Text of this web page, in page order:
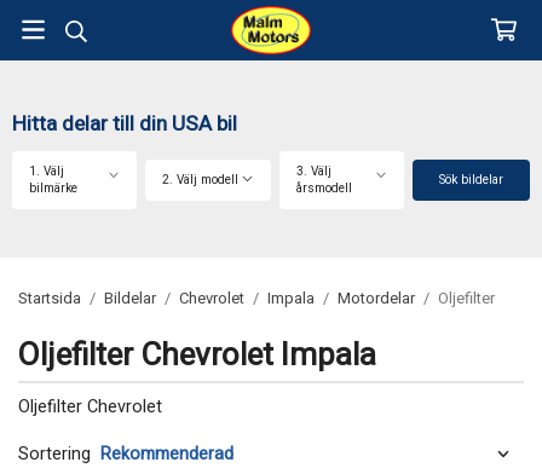
Hitta delar till din USA bil
1. Välj
bilmärke
2. Välj modell
3. Välj
årsmodell
Sök bildelar
Startsida / Bildelar / Chevrolet / Impala / Motordelar / Oljefilter
Oljefilter Chevrolet Impala
Oljefilter Chevrolet
Sortering